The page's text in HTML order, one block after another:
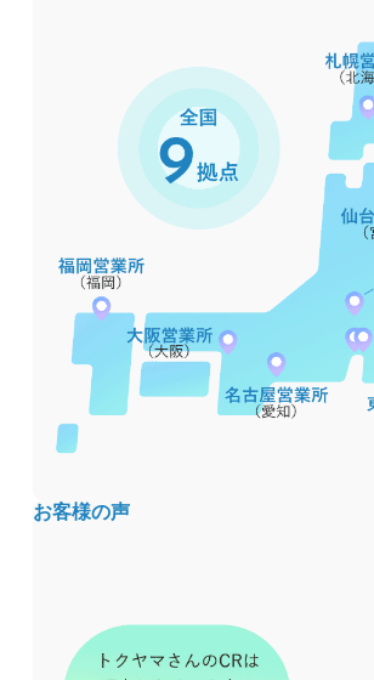
お客様の声